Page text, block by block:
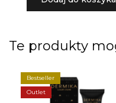
Te produkty
Bestseller
Outlet